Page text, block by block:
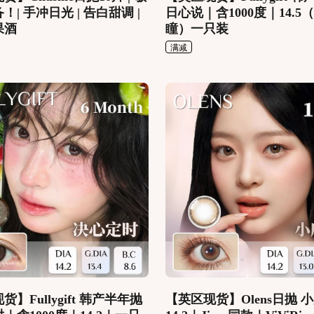
！| 手冲日光 | 告白甜调 |
酒
日心说｜含1000度｜14.5
瞳）一只装
满减
货】Fullygift 韩产半年抛
【英区现货】Olens日抛